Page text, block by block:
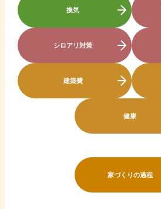
換気
シロアリ対策
建築費
健康
家づくりの過程